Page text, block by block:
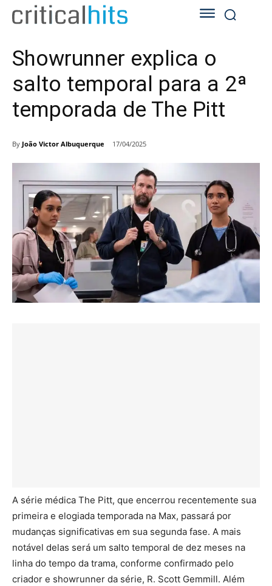
Showrunner explica o
salto temporal para a 2ª
temporada de The Pitt
By João Victor Albuquerque 17/04/2025
A série médica The Pitt, que encerrou recentemente sua
primeira e elogiada temporada na Max, passará por
mudanças significativas em sua segunda fase. A mais
notável delas será um salto temporal de dez meses na
linha do tempo da trama, conforme confirmado pelo
criador e showrunner da série, R. Scott Gemmill. Além